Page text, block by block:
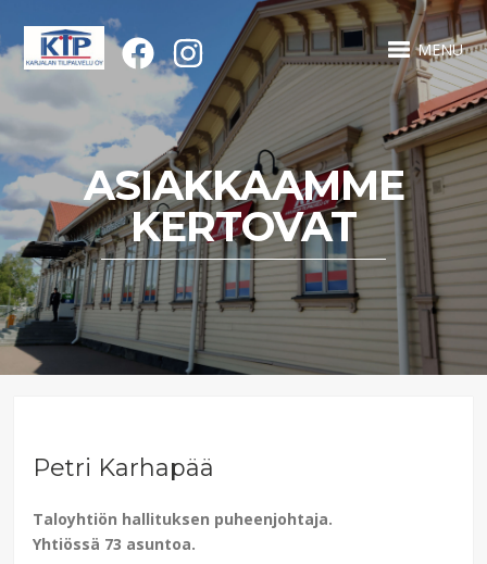
MENU
ASIAKKAAMME
KERTOVAT
Petri Karhapää
Taloyhtiön hallituksen puheenjohtaja.
Yhtiössä 73 asuntoa.